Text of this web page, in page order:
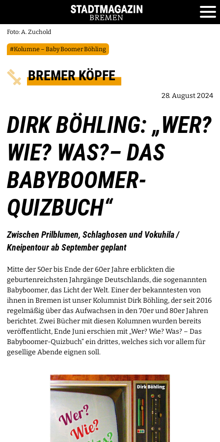
Foto: A. Zuchold
#Kolumne – Baby Boomer Böhling
BREMER KÖPFE
28. August 2024
DIRK BÖHLING: „WER?
WIE? WAS?– DAS
BABYBOOMER-
QUIZBUCH“
Zwischen Prilblumen, Schlaghosen und Vokuhila /
Kneipentour ab September geplant
Mitte der 50er bis Ende der 60er Jahre erblickten die
geburtenreichsten Jahrgänge Deutschlands, die sogenannten
Babyboomer, das Licht der Welt. Einer der bekanntesten von
ihnen in Bremen ist unser Kolumnist Dirk Böhling, der seit 2016
regelmäßig über das Aufwachsen in den 70er und 80er Jahren
berichtet. Zwei Bücher mit diesen Kolumnen wurden bereits
veröffentlicht, Ende Juni erschien mit „Wer? Wie? Was? – Das
Babyboomer-Quizbuch“ ein drittes, welches sich vor allem für
gesellige Abende eignen soll.